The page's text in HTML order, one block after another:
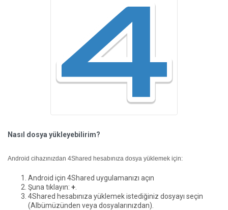
Nasıl dosya yükleyebilirim?
Android cihazınızdan 4Shared hesabınıza dosya yüklemek için:
Android için 4Shared uygulamanızı açın
Şuna tıklayın: +
4Shared hesabınıza yüklemek istediğiniz dosyayı seçin
(Albümüzünden veya dosyalarınızdan).